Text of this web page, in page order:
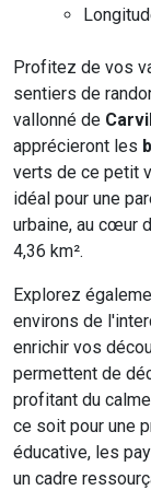
Profitez de vos
sentiers de
vallonné de
apprécieront les
verts de ce petit
idéal pour une
urbaine, au cœur
4,36 km².
Explorez
environs de
enrichir vos
permettent de
profitant du
ce soit pour une
éducative, les
un cadre